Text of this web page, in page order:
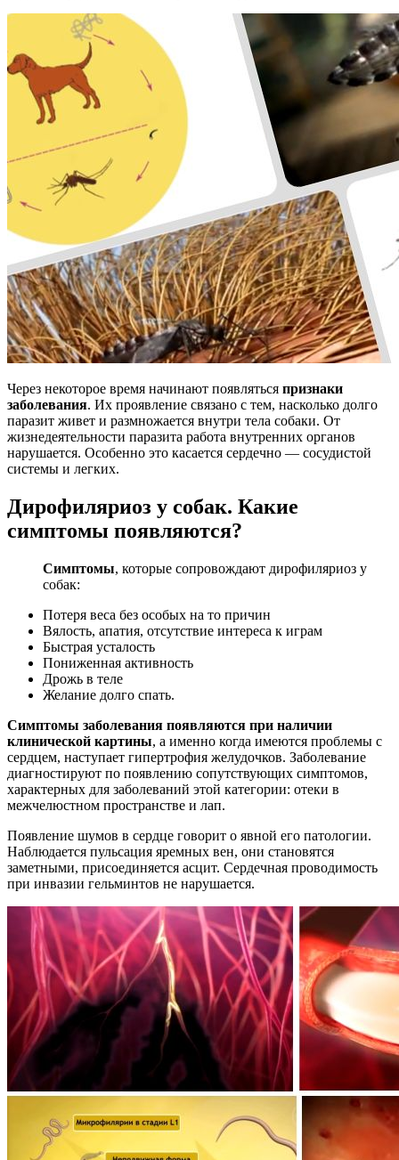
Через некоторое время начинают появляться признаки
заболевания. Их проявление связано с тем, насколько долго
паразит живет и размножается внутри тела собаки. От
жизнедеятельности паразита работа внутренних органов
нарушается. Особенно это касается сердечно — сосудистой
системы и легких.
Дирофиляриоз у собак. Какие
симптомы появляются?
Симптомы, которые сопровождают дирофиляриоз у
собак:
Потеря веса без особых на то причин
Вялость, апатия, отсутствие интереса к играм
Быстрая усталость
Пониженная активность
Дрожь в теле
Желание долго спать.
Симптомы заболевания появляются при наличии
клинической картины, а именно когда имеются проблемы с
сердцем, наступает гипертрофия желудочков. Заболевание
диагностируют по появлению сопутствующих симптомов,
характерных для заболеваний этой категории: отеки в
межчелюстном пространстве и лап.
Появление шумов в сердце говорит о явной его патологии.
Наблюдается пульсация яремных вен, они становятся
заметными, присоединяется асцит. Сердечная проводимость
при инвазии гельминтов не нарушается.